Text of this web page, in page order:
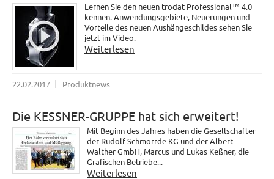
Lernen Sie den neuen trodat Professional™ 4.0
kennen. Anwendungsgebiete, Neuerungen und
Vorteile des neuen Aushängeschildes sehen Sie
jetzt im Video.
Weiterlesen
22.02.2017 Produktnews
Die KESSNER-GRUPPE hat sich erweitert!
Mit Beginn des Jahres haben die Gesellschafter
der Rudolf Schmorrde KG und der Albert
Walther GmbH, Marcus und Lukas Keßner, die
Grafischen Betriebe...
Weiterlesen